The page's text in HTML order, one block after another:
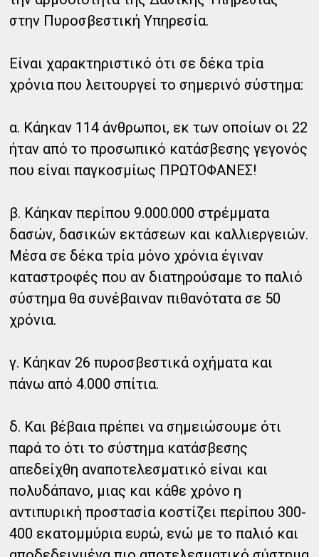
στην Πυροσβεστική Υπηρεσία.
Είναι χαρακτηριστικό ότι σε δέκα τρία
χρόνια που λειτουργεί το σημερινό σύστημα:
α. Κάηκαν 114 άνθρωποι, εκ των οποίων οι 22
ήταν από το προσωπικό κατάσβεσης γεγονός
που είναι παγκοσμίως ΠΡΩΤΟΦΑΝΕΣ!
β. Κάηκαν περίπου 9.000.000 στρέμματα
δασών, δασικών εκτάσεων και καλλιεργειών.
Μέσα σε δέκα τρία μόνο χρόνια έγιναν
καταστροφές που αν διατηρούσαμε το παλιό
σύστημα θα συνέβαιναν πιθανότατα σε 50
χρόνια.
γ. Κάηκαν 26 πυροσβεστικά οχήματα και
πάνω από 4.000 σπίτια.
δ. Και βέβαια πρέπει να σημειώσουμε ότι
παρά το ότι το σύστημα κατάσβεσης
απεδείχθη αναποτελεσματικό είναι και
πολυδάπανο, μιας και κάθε χρόνο η
αντιπυρική προστασία κοστίζει περίπου 300-
400 εκατομμύρια ευρώ, ενώ με το παλιό και